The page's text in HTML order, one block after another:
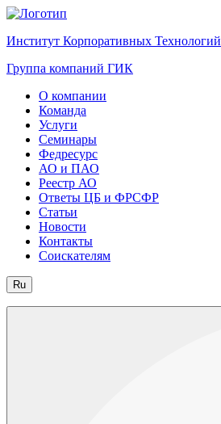
Институт Корпоративных Технологий
Группа компаний ГИК
О компании
Команда
Услуги
Семинары
Федресурс
АО и ПАО
Реестр АО
Ответы ЦБ и ФРСФР
Статьи
Новости
Контакты
Соискателям
Ru